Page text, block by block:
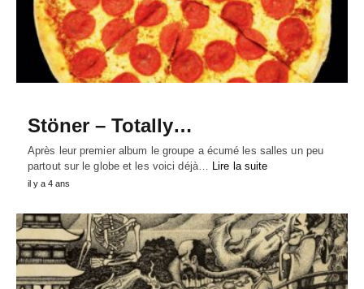
Stöner – Totally…
Après leur premier album le groupe a écumé les salles un peu
partout sur le globe et les voici déjà… Lire la suite
il y a 4 ans